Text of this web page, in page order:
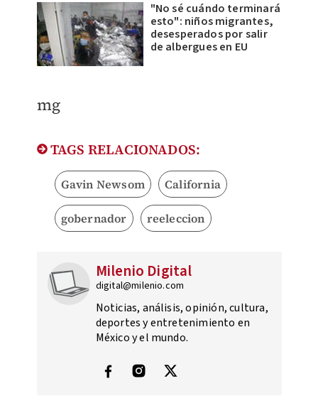
"No sé cuándo terminará
esto": niños migrantes,
desesperados por salir
de albergues en EU
mg
TAGS RELACIONADOS:
Gavin Newsom California
gobernador reeleccion
Milenio Digital
digital@milenio.com
Noticias, análisis, opinión, cultura,
deportes y entretenimiento en
México y el mundo.